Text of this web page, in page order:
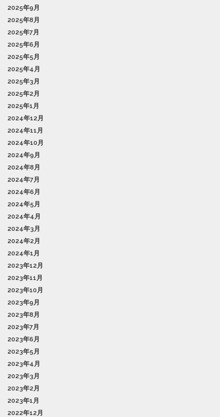
2025年9月
2025年8月
2025年7月
2025年6月
2025年5月
2025年4月
2025年3月
2025年2月
2025年1月
2024年12月
2024年11月
2024年10月
2024年9月
2024年8月
2024年7月
2024年6月
2024年5月
2024年4月
2024年3月
2024年2月
2024年1月
2023年12月
2023年11月
2023年10月
2023年9月
2023年8月
2023年7月
2023年6月
2023年5月
2023年4月
2023年3月
2023年2月
2023年1月
2022年12月